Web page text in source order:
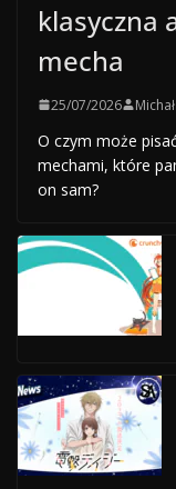
klasyczna
mecha
25/07/2026
O czym może
mechami, które
on sam?